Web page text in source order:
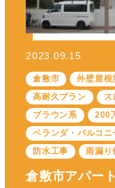
2023.09.15
倉敷市 外壁屋根
高耐久プラン
ス
ブラウン系
200
ベランダ・バルコニ
防水工事
雨漏り
倉敷市アパー